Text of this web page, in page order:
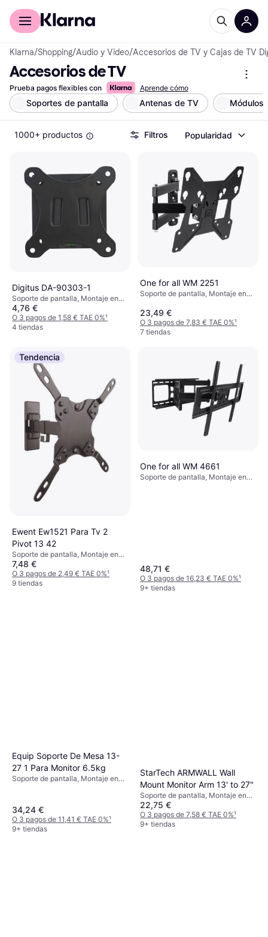
Comprar con Klarna
Klarna/Shopping/Audio y Video/Accesorios de TV y Cajas de TV
Accesorios de TV
Prueba pagos flexibles con Aprende cómo
Soportes de pantalla Antenas de TV Módulos
1000+ productos Filtros Popularidad
Digitus DA-90303-1
Soporte de pantalla, Montaje en
Pared
4,76 €
O 3 pagos de 1,58 € TAE 0%¹
4 tiendas
One for all WM 2251
Soporte de pantalla, Montaje en
23,49 €
O 3 pagos de 7,83 € TAE 0%¹
7 tiendas
Tendencia
Ewent Ew1521 Para Tv 2
Pivot 13 42
Soporte de pantalla, Montaje en
Pared, 13"-42"
7,48 €
O 3 pagos de 2,49 € TAE 0%¹
9 tiendas
One for all WM 4661
Soporte de pantalla, Montaje en
48,71 €
O 3 pagos de 16,23 € TAE 0%¹
9+ tiendas
Equip Soporte De Mesa 13-
27 1 Para Monitor 6.5kg
Soporte de pantalla, Montaje en
34,24 €
O 3 pagos de 11,41 € TAE 0%¹
9+ tiendas
StarTech ARMWALL Wall
Mount Monitor Arm 13' to 27"
Soporte de pantalla, Montaje en
Pared
22,75 €
O 3 pagos de 7,58 € TAE 0%¹
9+ tiendas